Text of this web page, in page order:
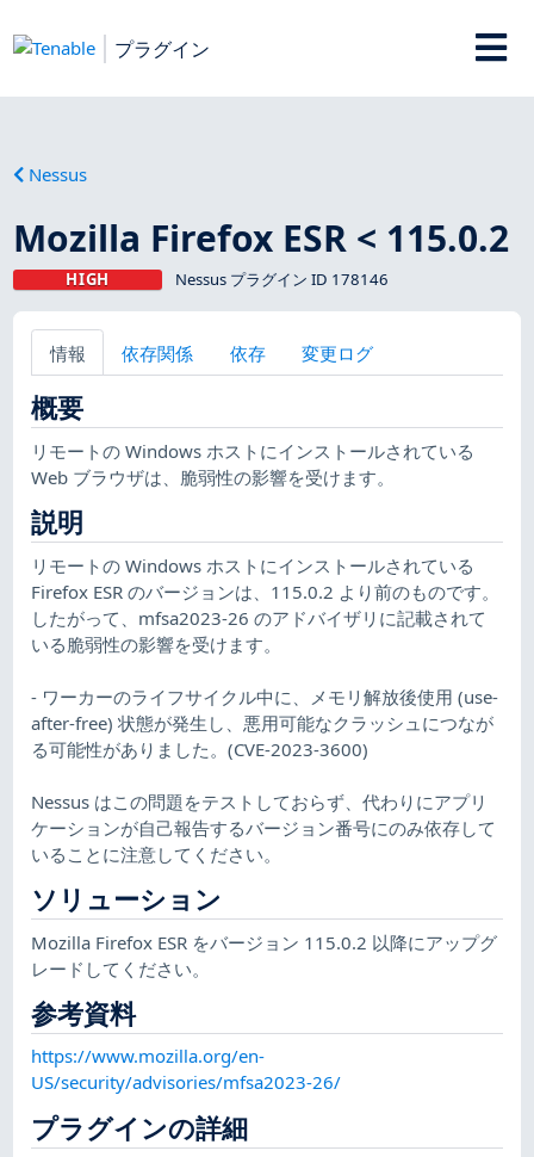
プラグイン
Nessus
Mozilla Firefox ESR < 115.0.2
HIGH Nessus プラグイン ID 178146
情報 依存関係 依存 変更ログ
概要
リモートの Windows ホストにインストールされている
Web ブラウザは、脆弱性の影響を受けます。
説明
リモートの Windows ホストにインストールされている
Firefox ESR のバージョンは、115.0.2 より前のものです。
したがって、mfsa2023-26 のアドバイザリに記載されて
いる脆弱性の影響を受けます。
- ワーカーのライフサイクル中に、メモリ解放後使用 (use-
after-free) 状態が発生し、悪用可能なクラッシュにつなが
る可能性がありました。(CVE-2023-3600)
Nessus はこの問題をテストしておらず、代わりにアプリ
ケーションが自己報告するバージョン番号にのみ依存して
いることに注意してください。
ソリューション
Mozilla Firefox ESR をバージョン 115.0.2 以降にアップグ
レードしてください。
参考資料
https://www.mozilla.org/en-
US/security/advisories/mfsa2023-26/
プラグインの詳細